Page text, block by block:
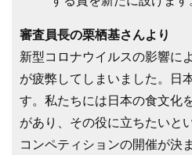
審査員長の栗栖基さんより
新型コロナウイルスの影響に
が疲弊してしまいました。日
す。私たちには日本の食文化
があり、その役に立ちたいと
コンペティションの開催が決